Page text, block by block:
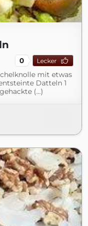
0 Lecker
mit etwas
Datteln 1
(...)